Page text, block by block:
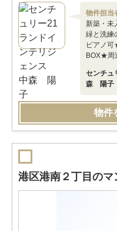
物件担当
新築・
緑と洗練
ピアノ
BOX★周
センチュ
森 陽子
物件
港区港南２丁目のマ